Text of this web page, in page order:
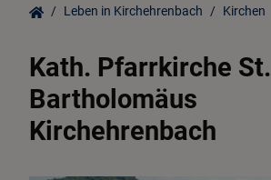
Freizeit & Tourismus
Leben in Kirchehrenbach Kirchen
Kath. Pfarrkirche St.
Bartholomäus
Kirchehrenbach